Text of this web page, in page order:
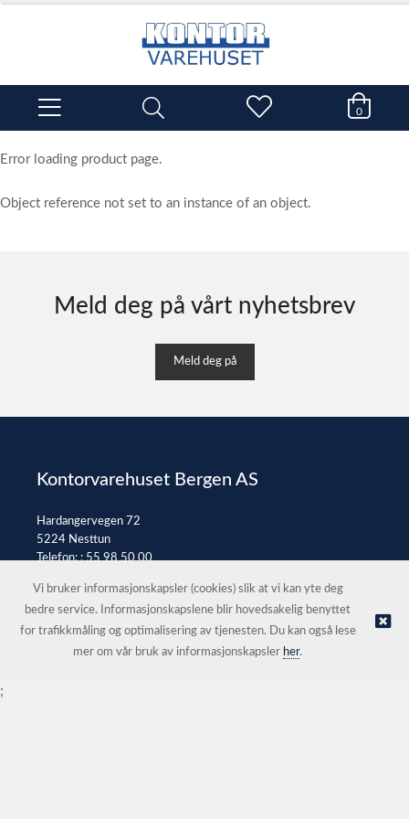
0
Error loading product page.
Object reference not set to an instance of an object.
Meld deg på vårt nyhetsbrev
Meld deg på
Kontorvarehuset Bergen AS
Hardangervegen 72
5224 Nesttun
Telefon: :55 98 50 00
© Kontorvarehuset Bergen AS |Nettbutikk levert av Kréatif
Vi bruker informasjonskapsler (cookies) slik at vi kan yte deg
bedre service. Informasjonskapslene blir hovedsakelig benyttet
for trafikkmåling og optimalisering av tjenesten. Du kan også lese
mer om vår bruk av informasjonskapsler her.
;